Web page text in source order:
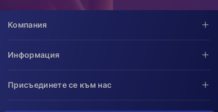
Компания
Информация
Присъединете се към нас